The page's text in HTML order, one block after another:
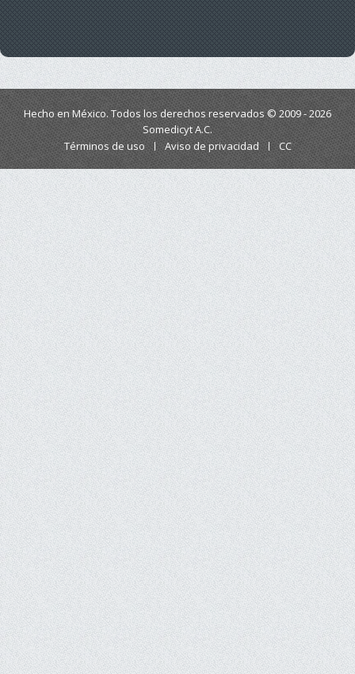
Hecho en México. Todos los derechos reservados © 2009 - 2026
Somedicyt A.C.
Términos de uso
Aviso de privacidad CC